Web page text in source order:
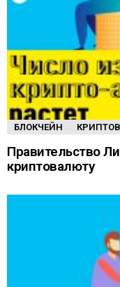
БЛОКЧЕЙН
Правительство
криптовалюту